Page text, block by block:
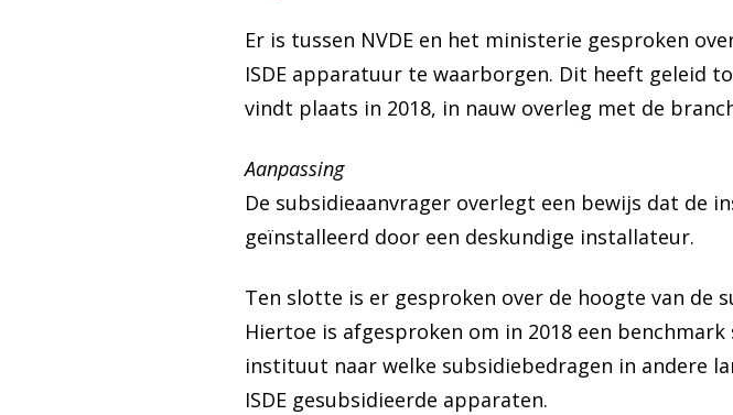
Er is tussen NVDE en het ministerie gesproken
ISDE apparatuur te waarborgen. Dit heeft geleid
vindt plaats in 2018, in nauw overleg met de
Aanpassing
De subsidieaanvrager overlegt een bewijs dat de
geïnstalleerd door een deskundige installateur.
Ten slotte is er gesproken over de hoogte van de
Hiertoe is afgesproken om in 2018 een
instituut naar welke subsidiebedragen in andere
ISDE gesubsidieerde apparaten.